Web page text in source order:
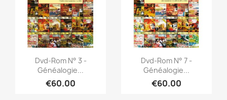
Quick view
Dvd-Rom N° 3 -
Généalogie...
€60.00
Quick view
Dvd-Rom N° 7 -
Généalogie...
€60.00